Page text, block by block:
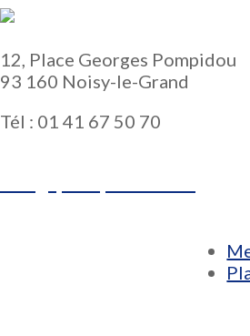
12, Place Georges Pompidou
93 160 Noisy-le-Grand
Tél : 01 41 67 50 70